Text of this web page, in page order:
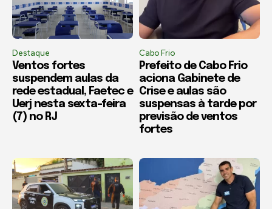
Destaque
Ventos fortes
suspendem aulas da
rede estadual, Faetec e
Uerj nesta sexta-feira
(7) no RJ
Cabo Frio
Prefeito de Cabo Frio
aciona Gabinete de
Crise e aulas são
suspensas à tarde por
previsão de ventos
fortes